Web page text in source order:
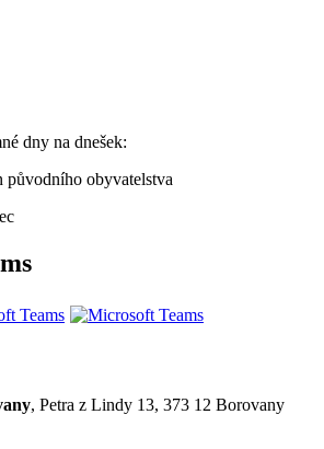
dny na dnešek:
původního obyvatelstva
Teams
, Petra z Lindy 13, 373 12 Borovany